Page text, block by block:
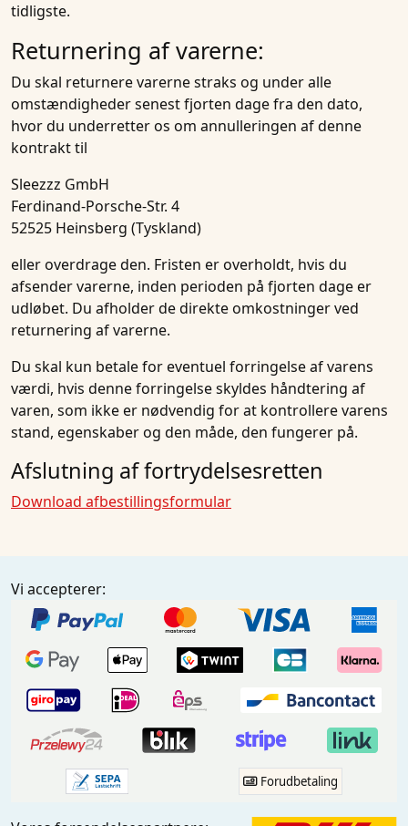
tidligste.
Returnering af varerne:
Du skal returnere varerne straks og under alle
omstændigheder senest fjorten dage fra den dato,
hvor du underretter os om annulleringen af denne
kontrakt til
Sleezzz GmbH
Ferdinand-Porsche-Str. 4
52525 Heinsberg (Tyskland)
eller overdrage den. Fristen er overholdt, hvis du
afsender varerne, inden perioden på fjorten dage er
udløbet. Du afholder de direkte omkostninger ved
returnering af varerne.
Du skal kun betale for eventuel forringelse af varens
værdi, hvis denne forringelse skyldes håndtering af
varen, som ikke er nødvendig for at kontrollere varens
stand, egenskaber og den måde, den fungerer på.
Afslutning af fortrydelsesretten
Download afbestillingsformular
Vi accepterer:
Forudbetaling